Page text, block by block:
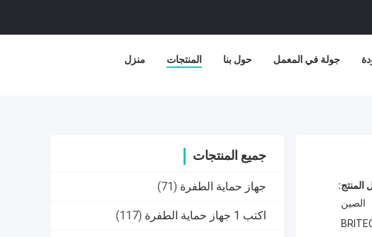
منزل المنتجات حول بنا جولة في المعمل
جميع المنتجات
جهاز حماية الطفرة (71)
اكتب 1 جهاز حماية الطفرة (117)
المنتج:
الصين